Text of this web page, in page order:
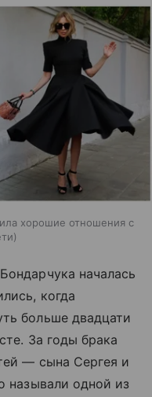
хорошие отношения с
началась
когда
больше двадцати
За годы брака
— сына Сергея и
называли одной из